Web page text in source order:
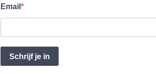
Email
Schrijf je in